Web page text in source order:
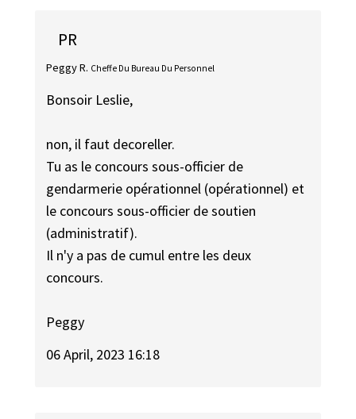
PR
Peggy R. Cheffe Du Bureau Du Personnel
Bonsoir Leslie,
non, il faut decoreller.
Tu as le concours sous-officier de
gendarmerie opérationnel (opérationnel) et
le concours sous-officier de soutien
(administratif).
Il n'y a pas de cumul entre les deux
concours.
Peggy
06 April, 2023 16:18